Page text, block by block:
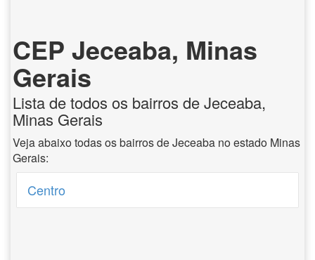
CEP Jeceaba, Minas
Gerais
Lista de todos os bairros de Jeceaba,
Minas Gerais
Veja abaixo todas os bairros de Jeceaba no estado Minas
Gerais:
Centro